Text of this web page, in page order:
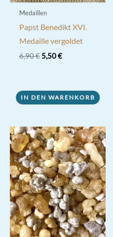
Medaillen
Papst Benedikt XVI.
Medaille vergoldet
6,90€ Ursprünglicher
5,50€Aktueller
IN DEN WARENKORB